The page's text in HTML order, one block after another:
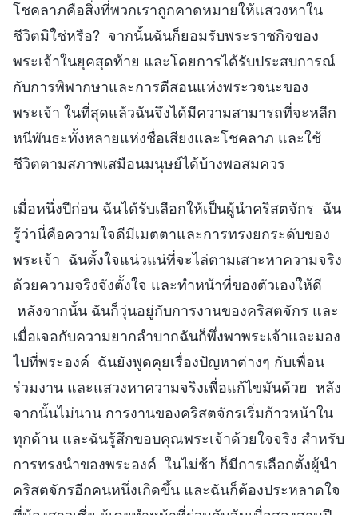
โชคลาภคือสิ่งที่พวกเราถูกคาดหมายให้แสวงหาใน
ชีวิตมิใช่หรือ? จากนั้นฉันก็ยอมรับพระราชกิจของ
พระเจ้าในยุคสุดท้าย และโดยการได้รับประสบการณ์
กับการพิพากษาและการตีสอนแห่งพระวจนะของ
พระเจ้า ในที่สุดแล้วฉันจึงได้มีความสามารถที่จะหลีก
หนีพันธะทั้งหลายแห่งชื่อเสียงและโชคลาภ และใช้
ชีวิตตามสภาพเสมือนมนุษย์ได้บ้างพอสมควร
เมื่อหนึ่งปีก่อน ฉันได้รับเลือกให้เป็นผู้นำคริสตจักร ฉัน
รู้ว่านี่คือความใจดีมีเมตตาและการทรงยกระดับของ
พระเจ้า ฉันตั้งใจแน่วแน่ที่จะไล่ตามเสาะหาความจริง
ด้วยความจริงจังตั้งใจ และทำหน้าที่ของตัวเองให้ดี
หลังจากนั้น ฉันก็วุ่นอยู่กับการงานของคริสตจักร และ
เมื่อเจอกับความยากลำบากฉันก็พึ่งพาพระเจ้าและมอง
ไปที่พระองค์ ฉันยังพูดคุยเรื่องปัญหาต่างๆ กับเพื่อน
ร่วมงาน และแสวงหาความจริงเพื่อแก้ไขมันด้วย หลัง
จากนั้นไม่นาน การงานของคริสตจักรเริ่มก้าวหน้าใน
ทุกด้าน และฉันรู้สึกขอบคุณพระเจ้าด้วยใจจริง สำหรับ
การทรงนำของพระองค์ ในไม่ช้า ก็มีการเลือกตั้งผู้นำ
คริสตจักรอีกคนหนึ่งเกิดขึ้น และฉันก็ต้องประหลาดใจ